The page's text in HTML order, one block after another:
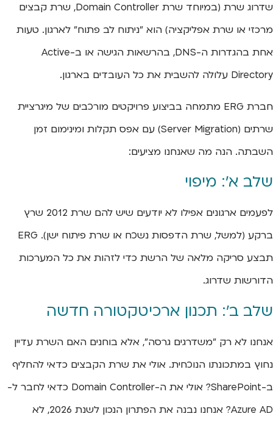
שדרוג שרת (במיוחד שרת Domain Controller, שרת קבצים
מרכזי או שרת אפליקציה) הוא "ניתוח לב פתוח" לארגון. טעות
אחת בהגדרות ה-DNS, בהרשאות הגישה או ב-Active
Directory עלולה להשבית את כל העובדים בארגון.
חברת ERG מתמחה בביצוע פרויקטים מורכבים של מיגרציית
שרתים (Server Migration) עם אפס תקלות ומינימום זמן
השבתה. הנה מה שאנחנו מציעים:
שלב א': מיפוי
לפעמים ארגונים אפילו לא יודעים שיש להם שרת 2012 שרץ
ברקע (למשל, שרת הדפסות נשכח או שרת פיתוח ישן). ERG
תבצע סריקה מלאה של הרשת כדי לזהות את כל המערכות
הדורשות שדרוג.
שלב ב': תכנון ארכיטקטורה חדשה
אנחנו לא רק "משדרגים גרסה", אלא בוחנים האם השרת עדיין
נחוץ במתכונתו הנוכחית. אולי את שרת הקבצים כדאי להחליף
ב-SharePoint? אולי את ה-Domain Controller כדאי לחבר ל-
Azure AD? אנחנו נבנה את הפתרון הנכון לשנת 2026, לא